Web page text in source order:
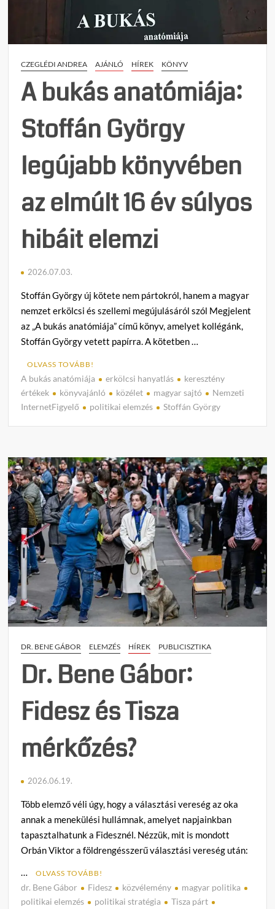
CZEGLÉDI ANDREA AJÁNLÓ HÍREK KÖNYV
A bukás anatómiája:
Stoffán György
legújabb könyvében
az elmúlt 16 év súlyos
hibáit elemzi
2026.07.03.
Stoffán György új kötete nem pártokról, hanem a magyar
nemzet erkölcsi és szellemi megújulásáról szól Megjelent
az „A bukás anatómiája” című könyv, amelyet kollégánk,
Stoffán György vetett papírra. A kötetben …
OLVASS TOVÁBB!
A bukás anatómiája erkölcsi hanyatlás
keresztény
értékek
könyvajánló közélet magyar sajtó
Nemzeti
InternetFigyelő
politikai elemzés Stoffán György
n
t
on
A
bukás
az
elmúlt
DR. BENE GÁBOR ELEMZÉS HÍREK PUBLICISZTIKA
Dr. Bene Gábor:
Fidesz és Tisza
mérkőzés?
2026.06.19.
Több elemző véli úgy, hogy a választási vereség az oka
annak a menekülési hullámnak, amelyet napjainkban
tapasztalhatunk a Fidesznél. Nézzük, mit is mondott
Orbán Viktor a földrengésszerű választási vereség után:
…
OLVASS TOVÁBB!
dr. Bene Gábor Fidesz közvélemény
magyar politika
politikai elemzés
politikai stratégia
Tisza párt